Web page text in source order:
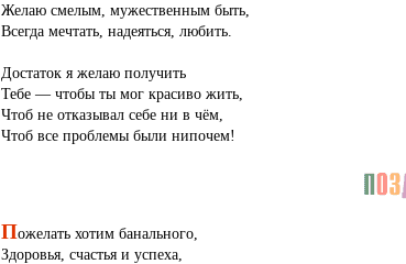
Желаю смелым, мужественным быть,
Всегда мечтать, надеяться, любить.
Достаток я желаю получить
Тебе — чтобы ты мог красиво жить,
Чтоб не отказывал себе ни в чём,
Чтоб все проблемы были нипочем!
Пожелать хотим банального,
Здоровья, счастья и успеха,